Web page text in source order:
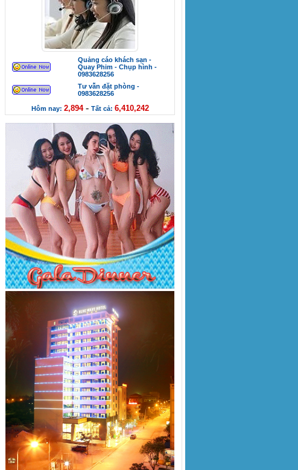
Quảng cáo khách sạn -
Quay Phim - Chụp hình -
0983628256
Tư vẫn đặt phòng -
0983628256
Hôm nay: 2,894- Tất cả: 6,410,242